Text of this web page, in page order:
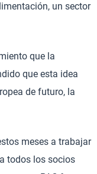
un sector
que la
que esta idea
de futuro, la
meses a trabajar
todos los socios